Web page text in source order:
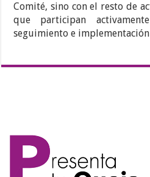
Comité, sino con el resto de
que participan
seguimiento e implementación